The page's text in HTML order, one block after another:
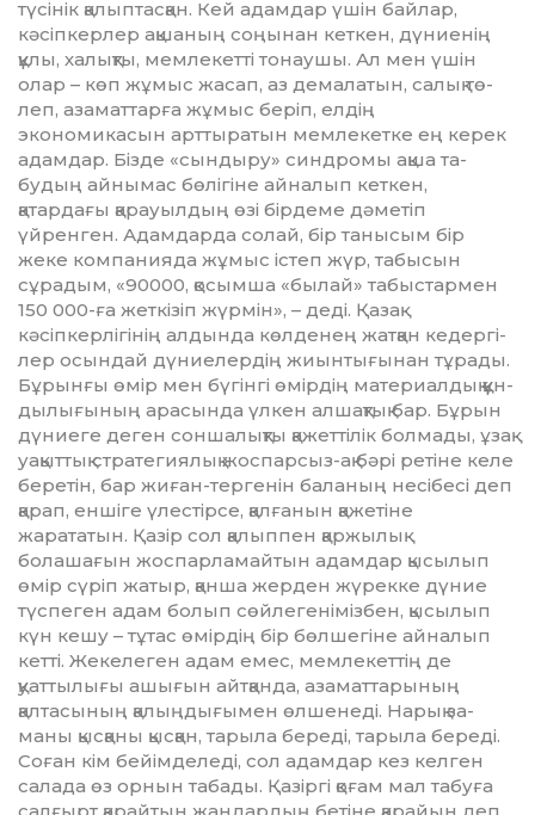
түсінік қалыптасқан. Кей адамдар үшін байлар,
кәсіпкерлер ақшаның соңынан кеткен, дүниенің
құлы, халықты, мемлекетті тонаушы. Ал мен үшін
олар – көп жұмыс жа­сап, аз демалатын, салық тө­
леп, азаматтарға жұмыс беріп, елдің
экономикасын арттыратын мем­лекетке ең керек
адамдар. Бізде «сындыру» синдромы ақша та­
будың айнымас бөлігіне айналып кеткен,
қатардағы қарауыл­дың өзі бірдеме дәметіп
үйренген. Адамдарда солай, бір танысым бір
жеке компанияда жұмыс істеп жүр, табысын
сұрадым, «90000, қо­сымша «былай» табыстармен
150 000-ға жеткізіп жүрмін», – де­­ді. Қазақ
кәсіпкерлігінің ал­дын­да көлденең жатқан кедергі­
лер осындай дүниелердің жиын­­­ты­ғынан тұрады.
Бұрынғы өмір мен бүгінгі өмір­­дің материалдық құн­
ды­лы­ғының арасында үлкен ал­шақ­тық бар. Бұрын
дүниеге деген сон­шалықты қажеттілік болмады, ұзақ
уақыттық стратегиялық жос­парсыз-ақ бәрі ретіне келе
бе­­ретін, бар жиған-тергенін ба­ла­­ның несібесі деп
қарап, ен­ші­ге үлестірсе, қалғанын қаже­тіне
жарататын. Қазір сол қа­лып­пен қаржылық
болашағын жо­с­парламайтын адамдар қы­сы­лып
өмір сүріп жатыр, қанша жерден жүрекке дүние
түспеген адам болып сөйлегенімізбен, қы­сы­лып
күн кешу – тұтас өмір­дің бір бөлшегіне айналып
кетті. Жекелеген адам емес, мемлекеттің де
қуаттылығы ашығын айтқанда, аза­маттарының
қалтасының қа­лың­дығымен өлшенеді. Нарық за­­
маны қысқаны қысқан, тарыла береді, тарыла береді.
Соған кім бейімделеді, сол адамдар кез кел­ген
салада өз орнын табады. Қа­зіргі қоғам мал табуға